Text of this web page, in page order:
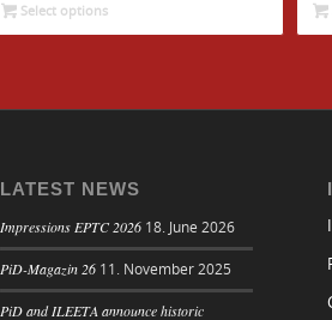
Select options
LATEST NEWS
Impressions EPTC 2026 18. June 2026
PiD-Magazin 26 11. November 2025
PiD and ILEETA announce historic